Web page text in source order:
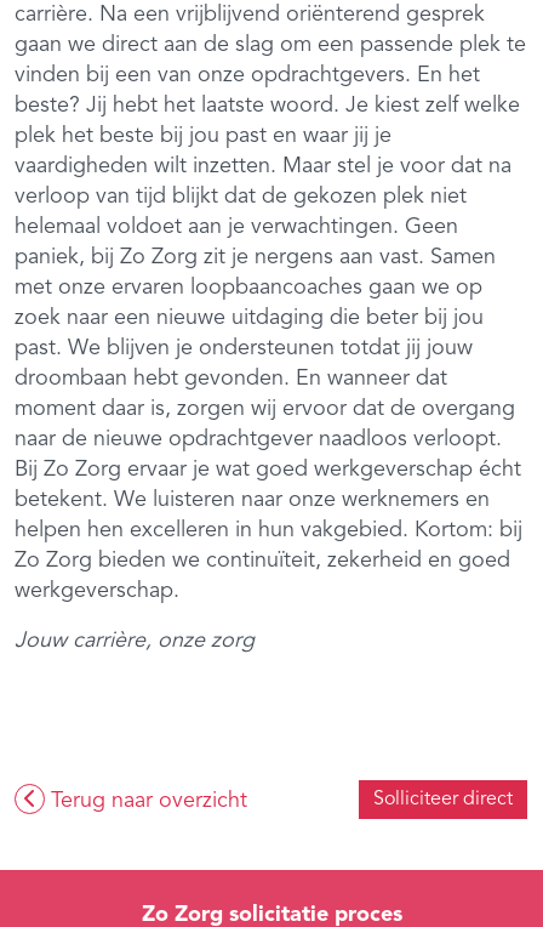
carrière. Na een vrijblijvend oriënterend gesprek
gaan we direct aan de slag om een passende plek te
vinden bij een van onze opdrachtgevers. En het
beste? Jij hebt het laatste woord. Je kiest zelf welke
plek het beste bij jou past en waar jij je
vaardigheden wilt inzetten. Maar stel je voor dat na
verloop van tijd blijkt dat de gekozen plek niet
helemaal voldoet aan je verwachtingen. Geen
paniek, bij Zo Zorg zit je nergens aan vast. Samen
met onze ervaren loopbaancoaches gaan we op
zoek naar een nieuwe uitdaging die beter bij jou
past. We blijven je ondersteunen totdat jij jouw
droombaan hebt gevonden. En wanneer dat
moment daar is, zorgen wij ervoor dat de overgang
naar de nieuwe opdrachtgever naadloos verloopt.
Bij Zo Zorg ervaar je wat goed werkgeverschap écht
betekent. We luisteren naar onze werknemers en
helpen hen excelleren in hun vakgebied. Kortom: bij
Zo Zorg bieden we continuïteit, zekerheid en goed
werkgeverschap.
Jouw carrière, onze zorg
Terug naar overzicht Solliciteer direct
Zo Zorg solicitatie proces